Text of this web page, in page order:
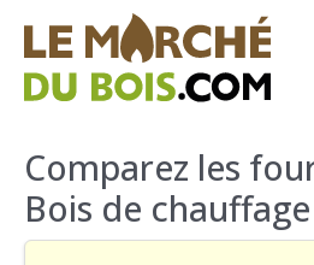
CHAUFFAGE AU BOIS
FAQ
Comparez les
Bois de